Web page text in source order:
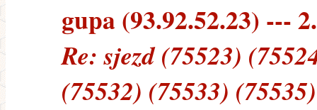
gupa (93.92.52.23) ---
Re: sjezd (75523)
(75532) (75533) (75535)